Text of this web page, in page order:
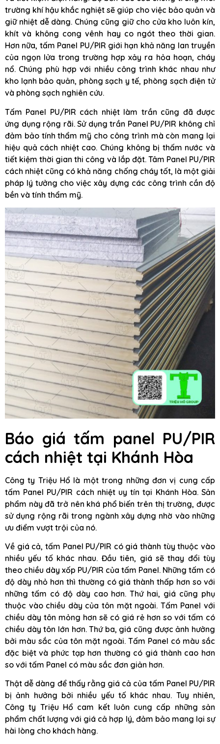
trường khí hậu khắc nghiệt sẽ giúp cho việc bảo quản và
giữ nhiệt dễ dàng. Chúng cũng giữ cho cửa kho luôn kín,
khít và không cong vênh hay co ngót theo thời gian.
Hơn nữa, tấm Panel PU/PIR giới hạn khả năng lan truyền
của ngọn lửa trong trường hợp xảy ra hỏa hoạn, cháy
nổ. Chúng phù hợp với nhiều công trình khác nhau như
kho lạnh bảo quản, phòng sạch y tế, phòng sạch điện tử
và phòng sạch nghiên cứu.
Tấm Panel PU/PIR cách nhiệt làm trần cũng đã được
ứng dụng rộng rãi. Sử dụng trần Panel PU/PIR không chỉ
đảm bảo tính thẩm mỹ cho công trình mà còn mang lại
hiệu quả cách nhiệt cao. Chúng không bị thấm nước và
tiết kiệm thời gian thi công và lắp đặt. Tâm Panel PU/PIR
cách nhiệt cũng có khả năng chống cháy tốt, là một giải
pháp lý tưởng cho việc xây dựng các công trình cần độ
bền và tính thẩm mỹ.
Báo giá tấm panel PU/PIR
cách nhiệt tại Khánh Hòa
Công ty Triệu Hổ là một trong những đơn vị cung cấp
tấm Panel PU/PIR cách nhiệt uy tín tại Khánh Hòa. Sản
phẩm này đã trở nên khá phổ biến trên thị trường, được
sử dụng rộng rãi trong ngành xây dựng nhờ vào những
ưu điểm vượt trội của nó.
Về giá cả, tấm Panel PU/PIR có giá thành tùy thuộc vào
nhiều yếu tố khác nhau. Đầu tiên, giá sẽ thay đổi tùy
theo chiều dày xốp PU/PIR của tấm Panel. Những tấm có
độ dày nhỏ hơn thì thường có giá thành thấp hơn so với
những tấm có độ dày cao hơn. Thứ hai, giá cũng phụ
thuộc vào chiều dày của tôn mặt ngoài. Tấm Panel với
chiều dày tôn mỏng hơn sẽ có giá rẻ hơn so với tấm có
chiều dày tôn lớn hơn. Thứ ba, giá cũng được ảnh hưởng
bởi màu sắc của tôn mặt ngoài. Tấm Panel có màu sắc
đặc biệt và phức tạp hơn thường có giá thành cao hơn
so với tấm Panel có màu sắc đơn giản hơn.
Thật dễ dàng để thấy rằng giá cả của tấm Panel PU/PIR
bị ảnh hưởng bởi nhiều yếu tố khác nhau. Tuy nhiên,
Công ty Triệu Hổ cam kết luôn cung cấp những sản
phẩm chất lượng với giá cả hợp lý, đảm bảo mang lại sự
hài lòng cho khách hàng.